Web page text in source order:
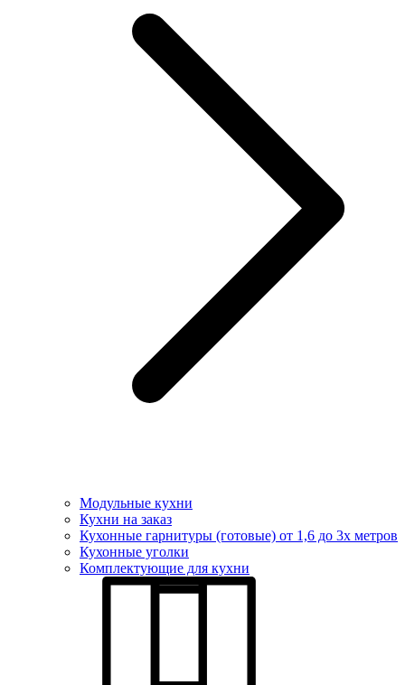
Модульные кухни
Кухни на заказ
Кухонные гарнитуры (готовые) от 1,6 до 3х метров
Кухонные уголки
Комплектующие для кухни